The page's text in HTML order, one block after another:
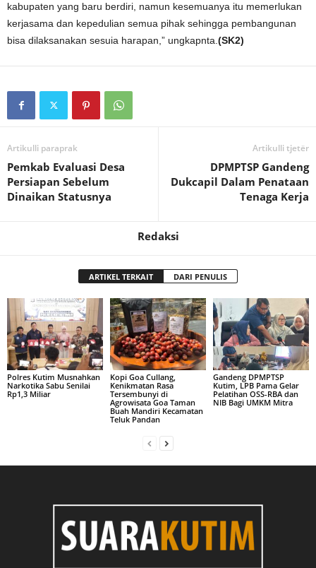
kabupaten yang baru berdiri, namun kesemuanya itu memerlukan
kerjasama dan kepedulian semua pihak sehingga pembangunan
bisa dilaksanakan sesuia harapan,” ungkapnta. (SK2)
Artikulli paraprak
Pemkab Evaluasi Desa
Persiapan Sebelum
Dinaikan Statusnya
Artikulli tjetër
DPMPTSP Gandeng
Dukcapil Dalam Penataan
Tenaga Kerja
Redaksi
ARTIKEL TERKAIT DARI PENULIS
Polres Kutim Musnahkan
Narkotika Sabu Senilai
Rp1,3 Miliar
Kopi Goa Cullang,
Kenikmatan Rasa
Tersembunyi di
Agrowisata Goa Taman
Buah Mandiri Kecamatan
Teluk Pandan
Gandeng DPMPTSP
Kutim, LPB Pama Gelar
Pelatihan OSS-RBA dan
NIB Bagi UMKM Mitra